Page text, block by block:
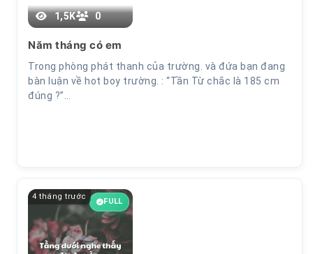
1,5K 0
Năm tháng có em
Trong phòng phát thanh của trường. và đứa bạn đang
bàn luận về hot boy trường. : “Tần Từ chắc là 185 cm
đúng ?”…
4 tháng trước
FULL